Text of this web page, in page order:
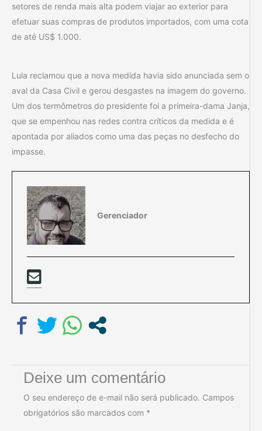
setores de renda mais alta podem viajar ao exterior para
efetuar suas compras de produtos importados, com uma cota
de até US$ 1.000.
Lula reclamou que a nova medida havia sido anunciada sem o
aval da Casa Civil e gerou desgastes na imagem do governo.
Um dos termômetros do presidente foi a primeira-dama Janja,
que se empenhou nas redes contra críticos da medida e é
apontada por aliados como uma das peças no desfecho do
impasse.
Gerenciador
Deixe um comentário
O seu endereço de e-mail não será publicado. Campos
obrigatórios são marcados com *